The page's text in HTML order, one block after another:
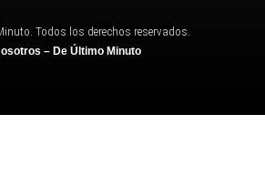
Todos los derechos reservados.
– De Último Minuto